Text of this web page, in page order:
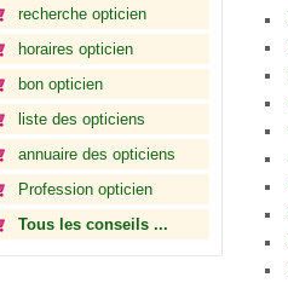
recherche opticien
horaires opticien
bon opticien
liste des opticiens
annuaire des opticiens
Profession opticien
Tous les conseils ...